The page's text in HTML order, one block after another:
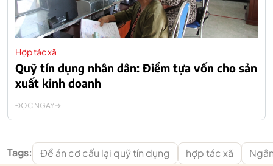
Hợp tác xã
Quỹ tín dụng nhân dân: Điểm tựa vốn cho sản
xuất kinh doanh
ĐỌC NGAY
Tags: Đề án cơ cấu lại quỹ tín dụng hợp tác xã